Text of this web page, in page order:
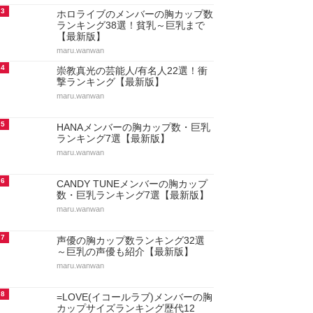
3
ホロライブのメンバーの胸カップ数
ランキング38選！貧乳～巨乳まで
【最新版】
maru.wanwan
4
崇教真光の芸能人/有名人22選！衝
撃ランキング【最新版】
maru.wanwan
5
HANAメンバーの胸カップ数・巨乳
ランキング7選【最新版】
maru.wanwan
6
CANDY TUNEメンバーの胸カップ
数・巨乳ランキング7選【最新版】
maru.wanwan
7
声優の胸カップ数ランキング32選
～巨乳の声優も紹介【最新版】
maru.wanwan
8
=LOVE(イコールラブ)メンバーの胸
カップサイズランキング歴代12